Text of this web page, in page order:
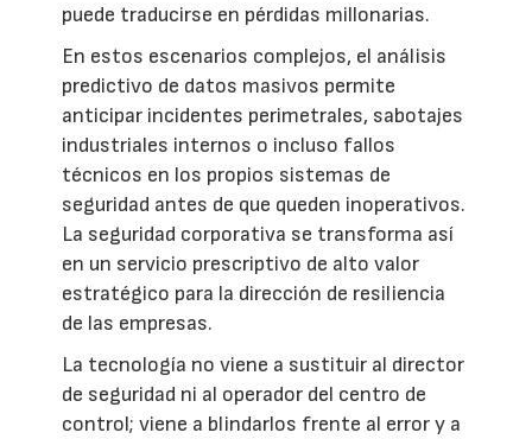
puede traducirse en pérdidas millonarias.
En estos escenarios complejos, el análisis
predictivo de datos masivos permite
anticipar incidentes perimetrales, sabotajes
industriales internos o incluso fallos
técnicos en los propios sistemas de
seguridad antes de que queden inoperativos.
La seguridad corporativa se transforma así
en un servicio prescriptivo de alto valor
estratégico para la dirección de resiliencia
de las empresas.
La tecnología no viene a sustituir al director
de seguridad ni al operador del centro de
control; viene a blindarlos frente al error y a